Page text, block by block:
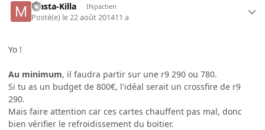
Masta-Killa INpactien
Posté(e) le 22 août 201411 a
Yo !
Au minimum, il faudra partir sur une r9 290 ou 780.
Si tu as un budget de 800€, l'idéal serait un crossfire de r9
290.
Mais faire attention car ces cartes chauffent pas mal, donc
bien vérifier le refroidissement du boitier.